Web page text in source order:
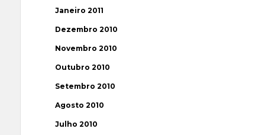
Janeiro 2011
Dezembro 2010
Novembro 2010
Outubro 2010
Setembro 2010
Agosto 2010
Julho 2010